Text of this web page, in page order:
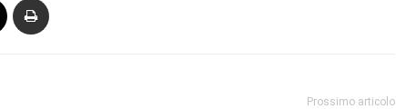
Prossimo articolo